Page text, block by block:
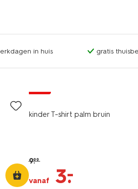
in huis gratis
kinder T-shirt palm bruin
9.99
vanaf 3.
–